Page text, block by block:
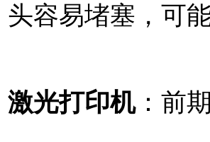
头容易堵塞，可
激光打印机：前